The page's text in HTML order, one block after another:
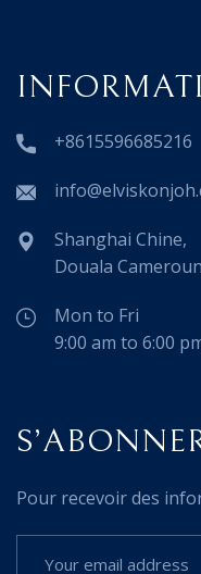
+8615596685216
Shanghai Chine,
Douala Cameroun
Mon to Fri
9:00 am to 6:00
Pour recevoir des